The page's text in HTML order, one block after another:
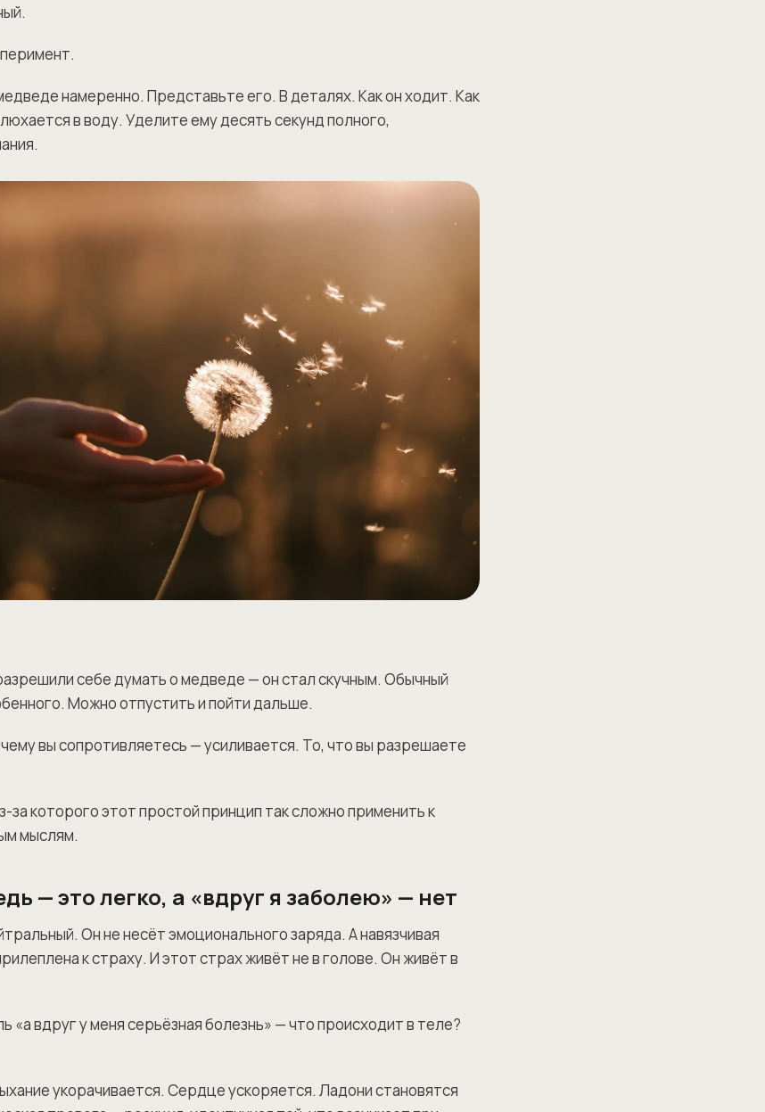
намеренно. Представьте его. В деталях. Как он ходит. Как
в воду. Уделите ему десять секунд полного,
себе думать о медведе — он стал скучным. Обычный
Можно отпустить и пойти дальше.
вы сопротивляетесь — усиливается. То, что вы разрешаете
за которого этот простой принцип так сложно применить к
мыслям.
— это легко, а «вдруг я заболею» — нет
Он не несёт эмоционального заряда. А навязчивая
к страху. И этот страх живёт не в голове. Он живёт в
«а вдруг у меня серьёзная болезнь» — что происходит в теле?
укорачивается. Сердце ускоряется. Ладони становятся